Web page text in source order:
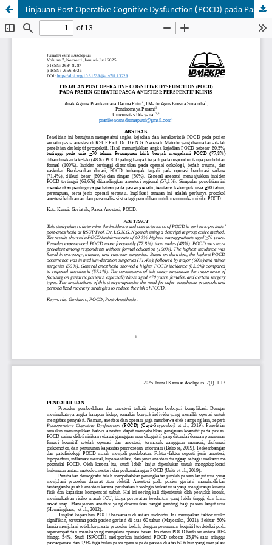
Tinjauan Post Operative Cognitive Dysfunction (POCD) pada Pasien Geriatri Pasca Anestesi: Perspektif Klinis